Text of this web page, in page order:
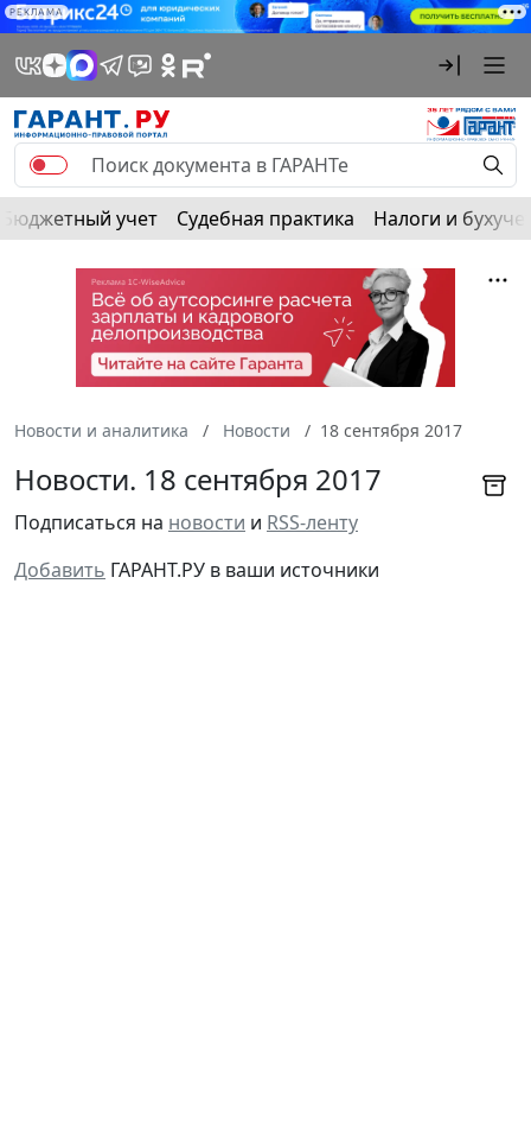
РЕКЛАМА
Бюджетный учет Судебная практика Налоги и
Новости и аналитика Новости 18 сентября 2017
Новости. 18 сентября 2017
Подписаться на новости и RSS-ленту
Добавить ГАРАНТ.РУ в ваши источники